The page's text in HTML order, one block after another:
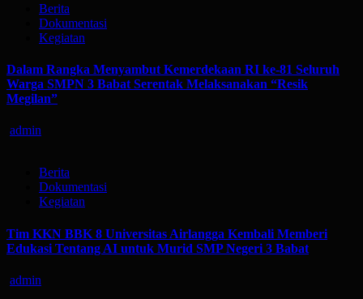
Berita
Dokumentasi
Kegiatan
Dalam Rangka Menyambut Kemerdekaan RI ke-81 Seluruh
Warga SMPN 3 Babat Serentak Melaksanakan “Resik
Megilan”
admin
Berita
Dokumentasi
Kegiatan
Tim KKN BBK 8 Universitas Airlangga Kembali Memberi
Edukasi Tentang AI untuk Murid SMP Negeri 3 Babat
admin